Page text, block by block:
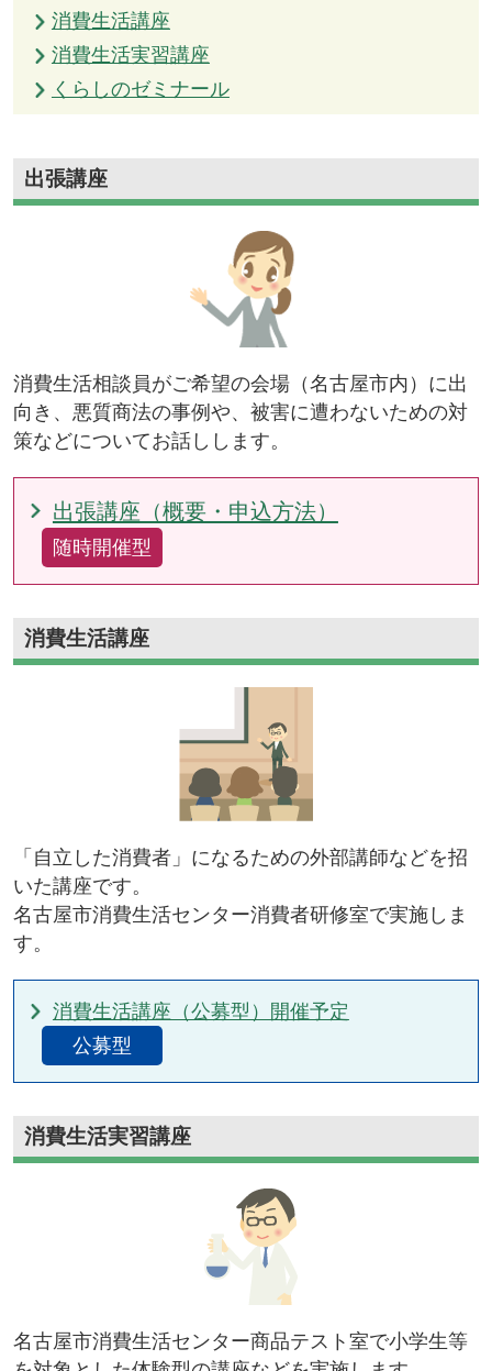
消費生活講座
消費生活実習講座
くらしのゼミナール
出張講座
消費生活相談員がご希望の会場（名古屋市内）に出
向き、悪質商法の事例や、被害に遭わないための対
策などについてお話しします。
出張講座（概要・申込方法）
随時開催型
消費生活講座
「自立した消費者」になるための外部講師などを招
いた講座です。
名古屋市消費生活センター消費者研修室で実施しま
す。
消費生活講座（公募型）開催予定
公募型
消費生活実習講座
名古屋市消費生活センター商品テスト室で小学生等